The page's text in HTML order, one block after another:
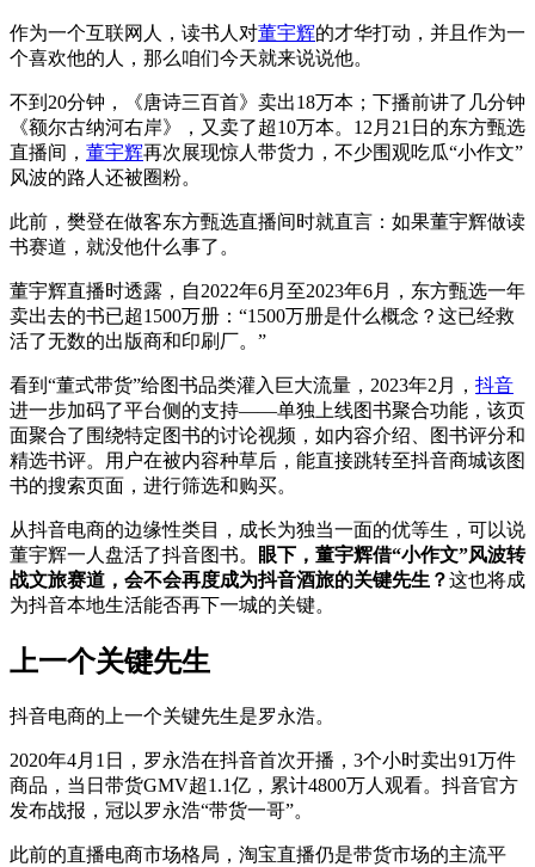
作为一个互联网人，读书人对董宇辉的才华打动，并且作为一
个喜欢他的人，那么咱们今天就来说说他。
不到20分钟，《唐诗三百首》卖出18万本；下播前讲了几分钟
《额尔古纳河右岸》，又卖了超10万本。12月21日的东方甄选
直播间， 董宇辉再次展现惊人带货力，不少围观吃瓜“小作文”
风波的路人还被圈粉。
此前，樊登在做客东方甄选直播间时就直言：如果董宇辉做读
书赛道，就没他什么事了。
董宇辉直播时透露，自2022年6月至2023年6月，东方甄选一年
卖出去的书已超1500万册：“1500万册是什么概念？这已经救
活了无数的出版商和印刷厂。”
看到“董式带货”给图书品类灌入巨大流量，2023年2月， 抖音
进一步加码了平台侧的支持——单独上线图书聚合功能，该页
面聚合了围绕特定图书的讨论视频，如内容介绍、图书评分和
精选书评。用户在被内容种草后，能直接跳转至抖音商城该图
书的搜索页面，进行筛选和购买。
从抖音电商的边缘性类目，成长为独当一面的优等生，可以说
董宇辉一人盘活了抖音图书。
眼下，董宇辉借“小作文”风波转
战文旅赛道，会不会再度成为抖音酒旅的关键先生？这也将成
为抖音本地生活能否再下一城的关键。
上一个关键先生
抖音电商的上一个关键先生是罗永浩。
2020年4月1日，罗永浩在抖音首次开播，3个小时卖出91万件
商品，当日带货GMV超1.1亿，累计4800万人观看。抖音官方
发布战报，冠以罗永浩“带货一哥”。
此前的直播电商市场格局，淘宝直播仍是带货市场的主流平